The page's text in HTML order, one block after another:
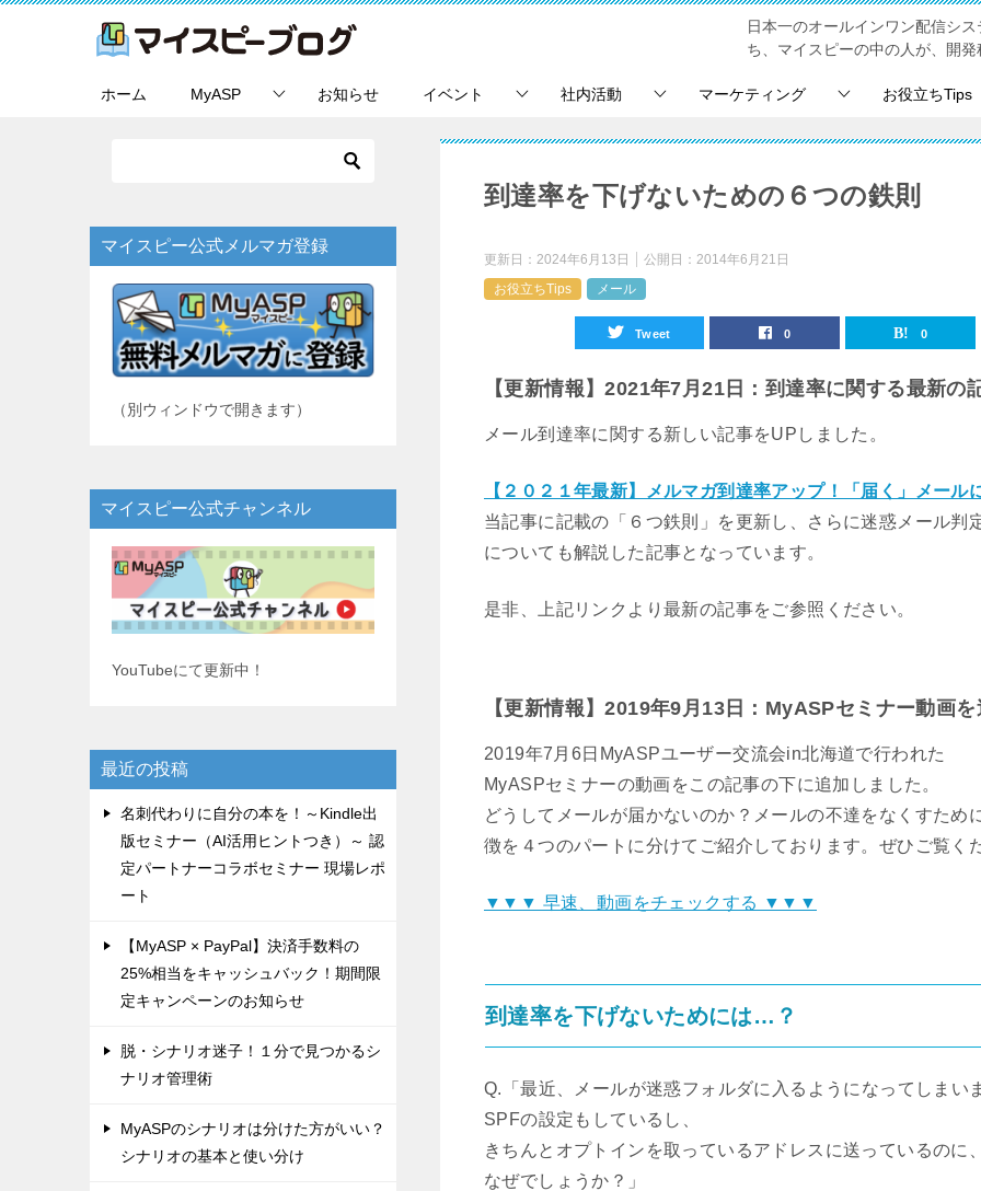
日本一のオールインワン配信シ
ち、マイスピーの中の人が、開
ホーム MyASP お知らせ イベント 社内活動 マーケティング お役立ちTips
到達率を下げないための６つの鉄則
更新日： 2024年6月13日 公開日： 2014年6月21日
お役立ちTips
メール
Tweet 0 0
【更新情報】2021年7月21日：到達率に関する最新の
メール到達率に関する新しい記事をUPしました。
【２０２１年最新】メルマガ到達率アップ！「届く」メー
当記事に記載の「６つ鉄則」を更新し、さらに迷惑メール判
についても解説した記事となっています。
是非、上記リンクより最新の記事をご参照ください。
【更新情報】2019年9月13日：MyASPセミナー動画を
2019年7月6日MyASPユーザー交流会in北海道で行われた
MyASPセミナーの動画をこの記事の下に追加しました。
どうしてメールが届かないのか？メールの不達をなくすた
徴を４つのパートに分けてご紹介しております。ぜひご覧く
▼▼▼ 早速、動画をチェックする ▼▼▼
到達率を下げないためには…？
Q.「最近、メールが迷惑フォルダに入るようになってしまい
SPFの設定もしているし、
きちんとオプトインを取っているアドレスに送っているのに
なぜでしょうか？」
マイスピー公式メルマガ登録
（別ウィンドウで開きます）
マイスピー公式チャンネル
YouTubeにて更新中！
最近の投稿
名刺代わりに自分の本を！～Kindle出
版セミナー（AI活用ヒントつき）～ 認
定パートナーコラボセミナー 現場レポ
ート
【MyASP × PayPal】決済手数料の
25%相当をキャッシュバック！期間限
定キャンペーンのお知らせ
脱・シナリオ迷子！１分で見つかるシ
ナリオ管理術
MyASPのシナリオは分けた方がいい？
シナリオの基本と使い分け